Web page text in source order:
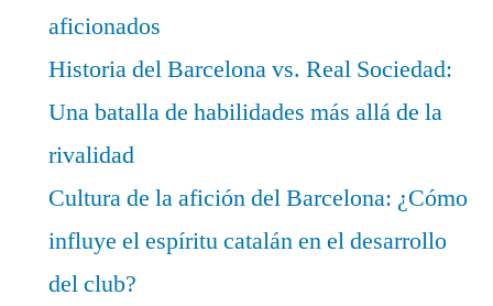
aficionados
Historia del Barcelona vs. Real Sociedad:
Una batalla de habilidades más allá de la
rivalidad
Cultura de la afición del Barcelona: ¿Cómo
influye el espíritu catalán en el desarrollo
del club?